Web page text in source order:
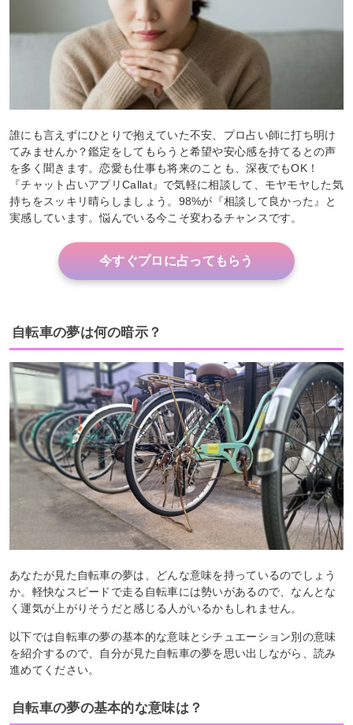
誰にも言えずにひとりで抱えていた不安、プロ占い師に打ち明け
てみませんか？鑑定をしてもらうと希望や安心感を持てるとの声
を多く聞きます。恋愛も仕事も将来のことも、深夜でもOK！
『チャット占いアプリCallat』で気軽に相談して、モヤモヤした気
持ちをスッキリ晴らしましょう。98%が『相談して良かった』と
実感しています。悩んでいる今こそ変わるチャンスです。
今すぐプロに占ってもらう
自転車の夢は何の暗示？
あなたが見た自転車の夢は、どんな意味を持っているのでしょう
か。軽快なスピードで走る自転車には勢いがあるので、なんとな
く運気が上がりそうだと感じる人がいるかもしれません。
以下では自転車の夢の基本的な意味とシチュエーション別の意味
を紹介するので、自分が見た自転車の夢を思い出しながら、読み
進めてください。
自転車の夢の基本的な意味は？